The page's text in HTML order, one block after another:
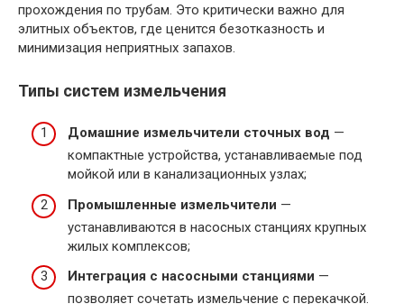
прохождения по трубам. Это критически важно для
элитных объектов, где ценится безотказность и
минимизация неприятных запахов.
Типы систем измельчения
Домашние измельчители сточных вод —
компактные устройства, устанавливаемые под
мойкой или в канализационных узлах;
Промышленные измельчители —
устанавливаются в насосных станциях крупных
жилых комплексов;
Интеграция с насосными станциями —
позволяет сочетать измельчение с перекачкой.